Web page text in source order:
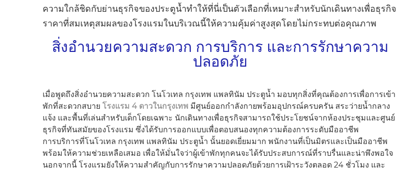
ความใกล้ชิดกับย่านธุรกิจของประตูน้ำทำให้ที่นี่เป็นตัวเลือกที่เหมาะสำหรับนักเดินทางเพื่อธุรกิจ
ราคาที่สมเหตุสมผลของโรงแรมในบริเวณนี้ให้ความคุ้มค่าสูงสุดโดยไม่กระทบต่อคุณภาพ
สิ่งอำนวยความสะดวก การบริการ และการรักษาความ
ปลอดภัย
เมื่อพูดถึงสิ่งอำนวยความสะดวก โนโวเทล กรุงเทพ แพลทินัม ประตูน้ำ มอบทุกสิ่งที่คุณต้องการเพื่อการเข้า
พักที่สะดวกสบาย โรงแรม 4 ดาวในกรุงเทพ มีศูนย์ออกกำลังกายพร้อมอุปกรณ์ครบครัน สระว่ายน้ำกลาง
แจ้ง และพื้นที่เล่นสำหรับเด็กโดยเฉพาะ นักเดินทางเพื่อธุรกิจสามารถใช้ประโยชน์จากห้องประชุมและศูนย์
ธุรกิจที่ทันสมัยของโรงแรม ซึ่งได้รับการออกแบบเพื่อตอบสนองทุกความต้องการระดับมืออาชีพ
การบริการที่โนโวเทล กรุงเทพ แพลทินัม ประตูน้ำ นั้นยอดเยี่ยมมาก พนักงานที่เป็นมิตรและเป็นมืออาชีพ
พร้อมให้ความช่วยเหลือเสมอ เพื่อให้มั่นใจว่าผู้เข้าพักทุกคนจะได้รับประสบการณ์ที่ราบรื่นและน่าพึงพอใจ
นอกจากนี้ โรงแรมยังให้ความสำคัญกับการรักษาความปลอดภัยด้วยการเฝ้าระวังตลอด 24 ชั่วโมง และ